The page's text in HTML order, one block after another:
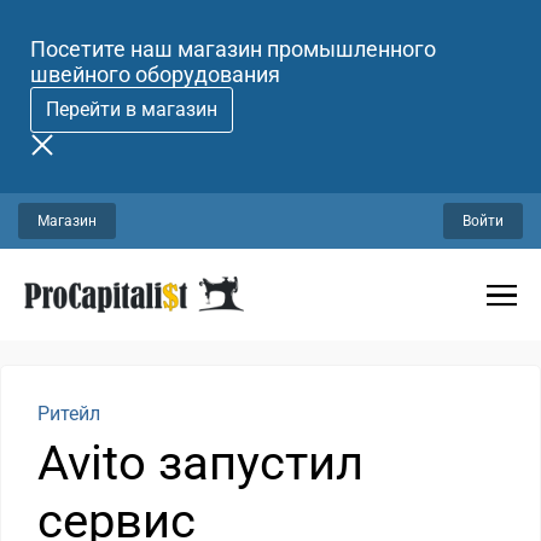
Посетите наш магазин промышленного
швейного оборудования
Перейти в магазин
Магазин Войти
Ритейл
Avito запустил
сервис